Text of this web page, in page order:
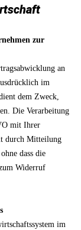
zur
an
im
dem Zweck,
Die Verarbeitung
mit Ihrer
durch Mitteilung
dass die
Widerruf
im